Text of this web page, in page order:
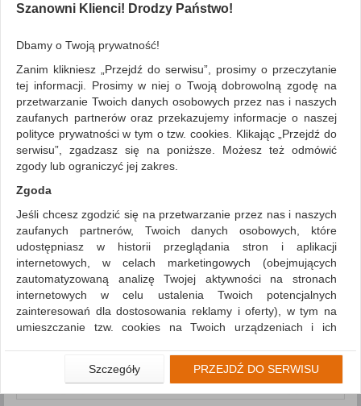
Eko-recycled Eko-recycled
niebieski, 100szt.
Szanowni Klienci! Drodzy Państwo!
Dbamy o Twoją prywatność!
Zanim klikniesz „Przejdź do serwisu”, prosimy o przeczytanie
tej informacji. Prosimy w niej o Twoją dobrowolną zgodę na
przetwarzanie Twoich danych osobowych przez nas i naszych
zaufanych partnerów oraz przekazujemy informacje o naszej
polityce prywatności w tym o tzw. cookies. Klikając „Przejdź do
serwisu”, zgadzasz się na poniższe. Możesz też odmówić
zgody lub ograniczyć jej zakres.
Zgoda
Jeśli chcesz zgodzić się na przetwarzanie przez nas i naszych
zaufanych partnerów, Twoich danych osobowych, które
udostępniasz w historii przeglądania stron i aplikacji
internetowych, w celach marketingowych (obejmujących
zautomatyzowaną analizę Twojej aktywności na stronach
internetowych w celu ustalenia Twoich potencjalnych
zainteresowań dla dostosowania reklamy i oferty), w tym na
umieszczanie tzw. cookies na Twoich urządzeniach i ich
Jeśli nie chcesz wyrazić zgody lub ograniczyć jej zakres, kliknij
„Szczegóły”, gdzie znajdziesz wszelkie informacje o tym jak to
Szczegóły PRZEJDŹ DO SERWISU